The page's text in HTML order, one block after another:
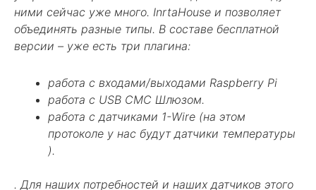
ними сейчас уже много. InrtaHouse и позволяет
объединять разные типы. В составе бесплатной
версии – уже есть три плагина:
работа с входами/выходами Raspberry Pi
работа с USB СМС Шлюзом.
работа с датчиками 1-Wire (на этом
протоколе у нас будут датчики температуры
).
. Для наших потребностей и наших датчиков этого